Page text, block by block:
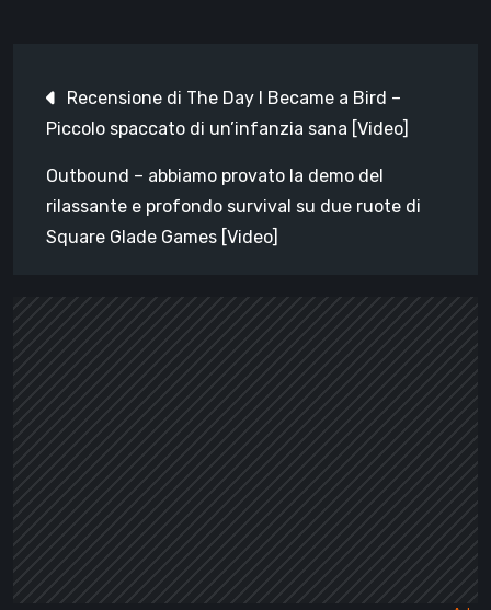
articoli
Recensione di The Day I Became a Bird –
Piccolo spaccato di un’infanzia sana [Video]
Outbound – abbiamo provato la demo del
rilassante e profondo survival su due ruote di
Square Glade Games [Video]